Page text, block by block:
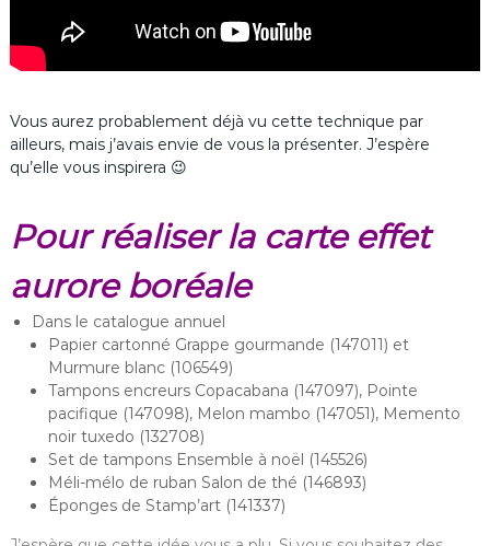
Vous aurez probablement déjà vu cette technique par
ailleurs, mais j’avais envie de vous la présenter. J’espère
qu’elle vous inspirera 😉
Pour réaliser la carte effet
aurore boréale
Dans le catalogue annuel
Papier cartonné Grappe gourmande (147011) et
Murmure blanc (106549)
Tampons encreurs Copacabana (147097), Pointe
pacifique (147098), Melon mambo (147051), Memento
noir tuxedo (132708)
Set de tampons Ensemble à noël (145526)
Méli-mélo de ruban Salon de thé (146893)
Éponges de Stamp’art (141337)